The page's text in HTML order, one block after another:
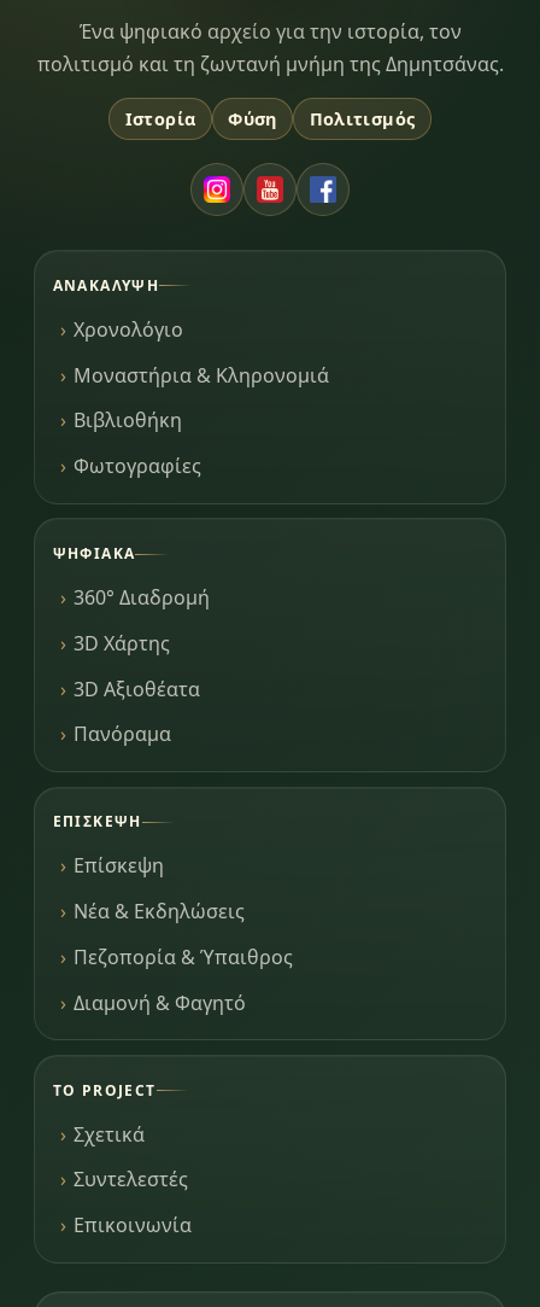
Dimitsana.gr
Ένα ψηφιακό αρχείο για την ιστορία, τον
πολιτισμό και τη ζωντανή μνήμη της Δημητσάνας.
Ιστορία Φύση Πολιτισμός
ΑΝΑΚΆΛΥΨΗ
Χρονολόγιο
Μοναστήρια & Κληρονομιά
Βιβλιοθήκη
Φωτογραφίες
ΨΗΦΙΑΚΆ
360° Διαδρομή
3D Χάρτης
3D Αξιοθέατα
Πανόραμα
ΕΠΊΣΚΕΨΗ
Επίσκεψη
Νέα & Εκδηλώσεις
Πεζοπορία & Ύπαιθρος
Διαμονή & Φαγητό
ΤΟ PROJECT
Σχετικά
Συντελεστές
Επικοινωνία